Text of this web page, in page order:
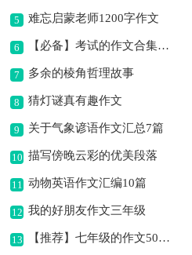
5 难忘启蒙老师1200字作文
6 【必备】考试的作文合集8篇
7 多余的棱角哲理故事
8 猜灯谜真有趣作文
9 关于气象谚语作文汇总7篇
10 描写傍晚云彩的优美段落
11 动物英语作文汇编10篇
12 我的好朋友作文三年级
13 【推荐】七年级的作文500字汇编六篇